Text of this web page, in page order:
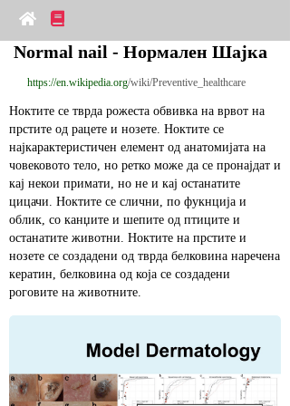
Normal nail - Нормален Шајка
https://en.wikipedia.org/wiki/Preventive_healthcare
Ноктите се тврда рожеста обвивка на врвот на
прстите од рацете и нозете. Ноктите се
најкарактеристичен елемент од анатомијата на
човековото тело, но ретко може да се пронајдат и
кај некои примати, но не и кај останатите
цицачи. Ноктите се слични, по фукнција и
облик, со канџите и шепите од птиците и
останатите животни. Ноктите на прстите и
нозете се создадени од тврда белковина наречена
кератин, белковина од која се создадени
роговите на животните.